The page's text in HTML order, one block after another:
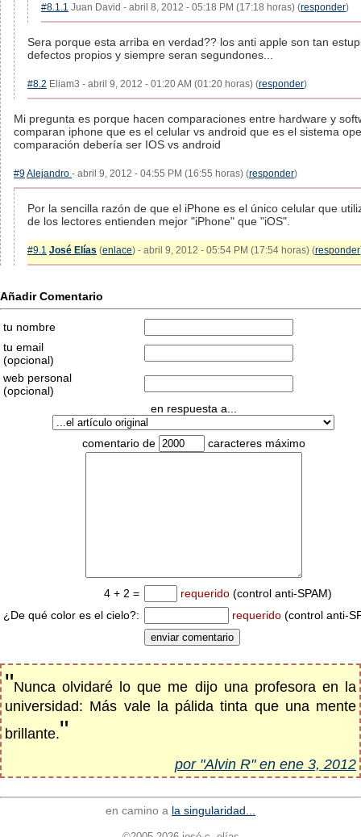
#8.1.1 Juan David - abril 8, 2012 - 05:18 PM (17:18 horas) (responder)
Sera porque esta arriba en verdad?? los anti apple son tan
defectos propios y siempre seran segundones...
#8.2 Eliam3 - abril 9, 2012 - 01:20 AM (01:20 horas) (responder)
Mi pregunta es porque hacen comparaciones entre hardware y
comparan iphone que es el celular vs android que es el sistema
comparación debería ser IOS vs android
#9Alejandro - abril 9, 2012 - 04:55 PM (16:55 horas) (responder)
Por la sencilla razón de que el iPhone es el único celular que
de los lectores entienden mejor "iPhone" que "iOS".
#9.1 José Elías (enlace) - abril 9, 2012 - 05:54 PM (17:54 horas) (responder
Añadir Comentario
tu nombre
tu email
(opcional)
web personal
(opcional)
en respuesta a...
comentario de caracteres máximo
4 + 2 = requerido (control anti-SPAM)
¿De qué color es el cielo?:
requerido (control anti-
"Nunca olvidaré lo que me dijo una profesora en la
universidad: Más vale la pálida tinta que una mente
brillante."
por "Alvin R" en ene 3, 2012
en camino a la singularidad...